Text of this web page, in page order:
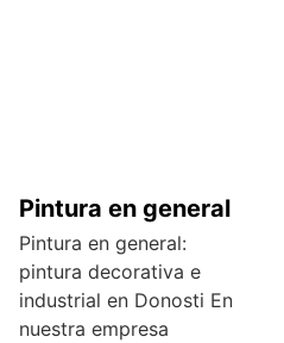
Pintura en general
Pintura en general:
pintura decorativa e
industrial en Donosti En
nuestra empresa